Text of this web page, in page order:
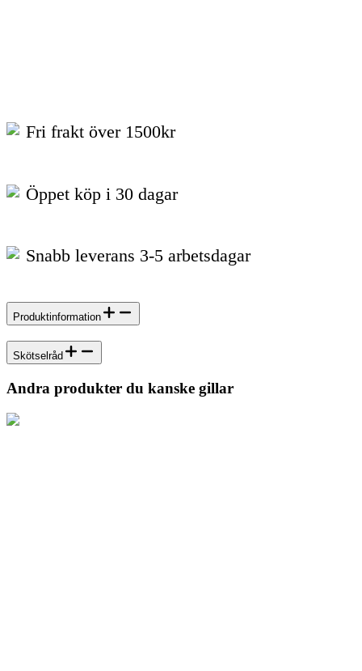
Fri frakt över 1500kr
Öppet köp i 30 dagar
Snabb leverans 3-5 arbetsdagar
Produktinformation
Skötselråd
Andra produkter du kanske gillar